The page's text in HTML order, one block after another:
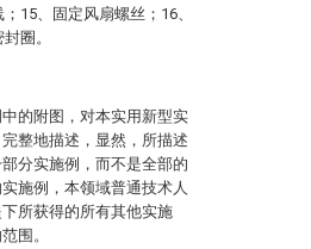
15、固定风扇螺丝；16、
圈。
的附图，对本实用新型实
整地描述，显然，所描述
分实施例，而不是全部的
施例，本领域普通技术人
所获得的所有其他实施
围。